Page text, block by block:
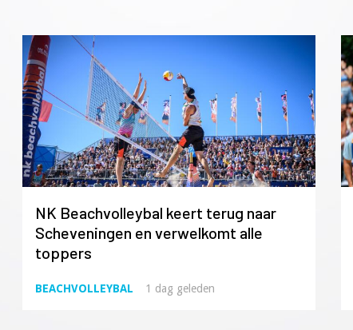
NK Beachvolleybal keert terug naar
Scheveningen en verwelkomt alle
toppers
BEACHVOLLEYBAL 1 dag geleden